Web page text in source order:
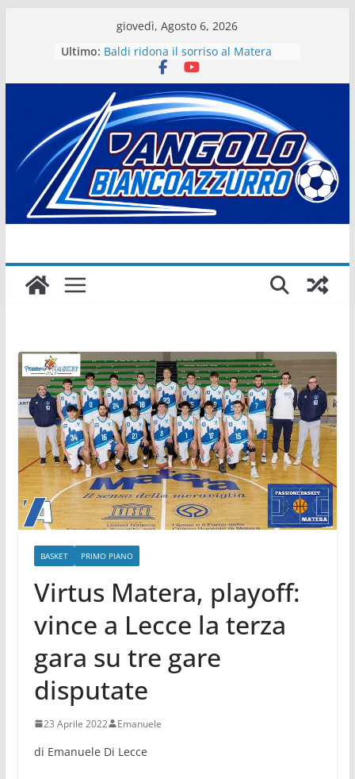
giovedì, Agosto 6, 2026
Ultimo: Baldi ridona il sorriso al Matera
La stagione del Matera 1933 al via
tra i fuochi d’artificio
Il Matera 1933 al lavoro per un
grande futuro. Video intervista col
presidente Michele Motta
Il Bue rinasce. E Matera sogna
Matera – Palmese “nulla” di fatto
BASKET PRIMO PIANO
Virtus Matera, playoff:
vince a Lecce la terza
gara su tre gare
disputate
23 Aprile 2022 Emanuele
di Emanuele Di Lecce